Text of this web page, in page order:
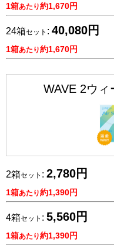
1箱あたり約1,670円
24箱セット : 40,080円
1箱あたり約1,670円
WAVE 2ウ
2箱セット : 2,780円
1箱あたり約1,390円
4箱セット : 5,560円
1箱あたり約1,390円